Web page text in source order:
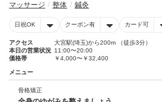
マッサージ 整体 鍼灸
日祝OK クーポン有 カード可
アクセス
大宮駅(埼玉)から200m （徒歩3分）
本日の営業状況 11:00〜20:00
価格帯
￥4,000〜￥32,400
メニュー
骨格矯正